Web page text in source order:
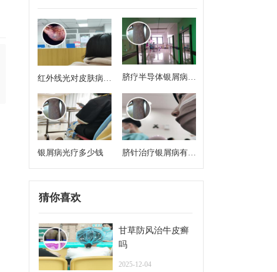
红外线光对皮肤病有
治疗作用吗
脐疗半导体银屑病治
银屑病光疗多少钱
脐针治疗银屑病有用
吗
猜你喜欢
甘草防风治牛皮癣
吗
2025-12-04